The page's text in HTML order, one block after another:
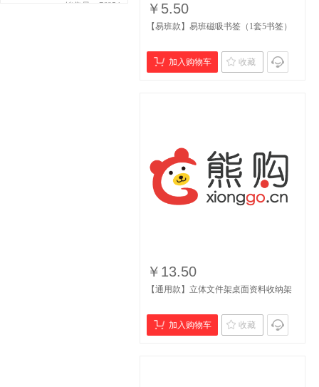
销售量：76954 ￥5.50
【易班款】易班磁吸书签（1套5书签）
加入购物车 收藏
￥13.50
【通用款】立体文件架桌面资料收纳架
加入购物车 收藏